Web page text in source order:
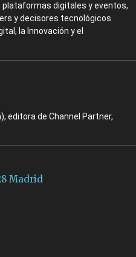
digitales y eventos,
y decisores tecnológicos
la Innovación y el
editora de Channel Partner,
Madrid